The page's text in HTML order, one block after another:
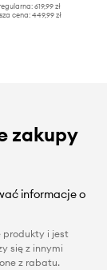
619,99 zł
cena: 449,99 zł
zakupy
informacje o
produkty i jest
się z innymi
z rabatu.